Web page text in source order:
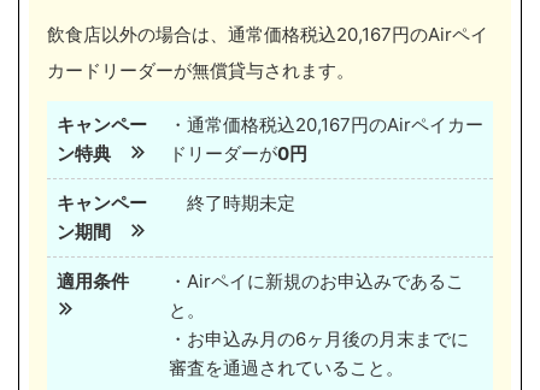
飲食店以外の場合は、通常価格税込20,167円のAirペイ
カードリーダーが無償貸与されます。
キャンペー
ン特典
・通常価格税込20,167円のAirペイカー
ドリーダーが0円
キャンペー
ン期間
終了時期未定
適用条件
・Airペイに新規のお申込みであるこ
と。
・お申込み月の6ヶ月後の月末までに
審査を通過されていること。